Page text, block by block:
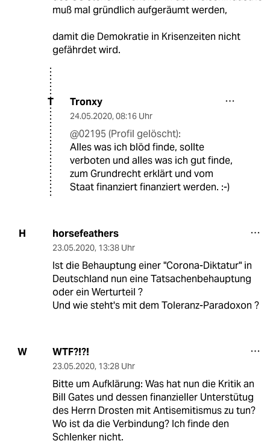
muß mal gründlich aufgeräumt werden,
damit die Demokratie in Krisenzeiten nicht
gefährdet wird.
T Tronxy
24.05.2020, 08:16 Uhr
@02195 (Profil gelöscht):
Alles was ich blöd finde, sollte
verboten und alles was ich gut finde,
zum Grundrecht erklärt und vom
Staat finanziert finanziert werden. :-)
H horsefeathers
23.05.2020, 13:38 Uhr
Ist die Behauptung einer "Corona-Diktatur" in
Deutschland nun eine Tatsachenbehauptung
oder ein Werturteil ?
Und wie steht's mit dem Toleranz-Paradoxon ?
W WTF?!?!
23.05.2020, 13:28 Uhr
Bitte um Aufklärung: Was hat nun die Kritik an
Bill Gates und dessen finanzieller Unterstütug
des Herrn Drosten mit Antisemitismus zu tun?
Wo ist da die Verbindung? Ich finde den
Schlenker nicht.